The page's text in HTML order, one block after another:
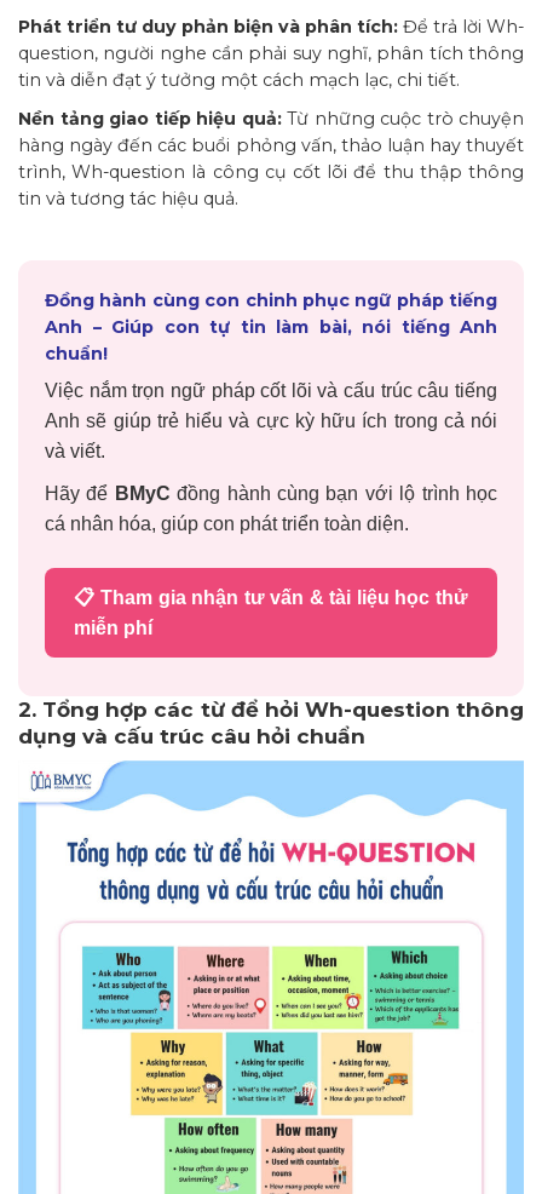
Phát triển tư duy phản biện và phân tích: Để trả lời Wh-
question, người nghe cần phải suy nghĩ, phân tích thông
tin và diễn đạt ý tưởng một cách mạch lạc, chi tiết.
Nền tảng giao tiếp hiệu quả:Từ những cuộc trò chuyện
hàng ngày đến các buổi phỏng vấn, thảo luận hay thuyết
trình, Wh-question là công cụ cốt lõi để thu thập thông
tin và tương tác hiệu quả.
Đồng hành cùng con chinh phục ngữ pháp tiếng
Anh – Giúp con tự tin làm bài, nói tiếng Anh
chuẩn!
Việc nắm trọn ngữ pháp cốt lõi và cấu trúc câu tiếng
Anh sẽ giúp trẻ hiểu và cực kỳ hữu ích trong cả nói
và viết.
Hãy để BMyC đồng hành cùng bạn với lộ trình học
cá nhân hóa, giúp con phát triển toàn diện.
📋 Tham gia nhận tư vấn & tài liệu học thử
miễn phí
2. Tổng hợp các từ để hỏi Wh-question thông
dụng và cấu trúc câu hỏi chuẩn